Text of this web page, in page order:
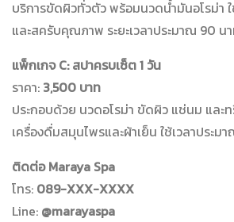
บริการขัดผิวทั่วตัว พร้อมนวดน้ำมันอโรม่
และสครับคุณภาพ ระยะเวลาประมาณ 90 น
แพ็กเกจ C: สปาครบเซ็ต 1 วัน
ราคา: 3,500 บาท
ประกอบด้วย นวดอโรม่า ขัดผิว แช่นม และ
เครื่องดื่มสมุนไพรและผ้าเย็น ใช้เวลาประม
ติดต่อ Maraya Spa
โทร: 089-XXX-XXXX
Line: @marayaspa